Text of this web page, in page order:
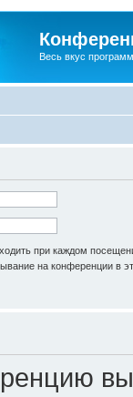
Весь вкус
при каждом
на конференции в